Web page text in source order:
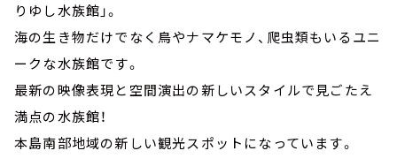
りゆし水族館」。
海の生き物だけでなく鳥やナマケモノ、爬虫類もいるユニ
ークな水族館です。
最新の映像表現と空間演出の新しいスタイルで見ごたえ
満点の水族館！
本島南部地域の新しい観光スポットになっています。